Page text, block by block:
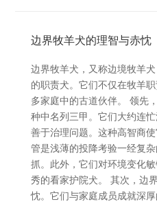
边界牧羊犬的理智与赤忱
边界牧羊犬，又称边境牧羊
的职责犬。它们不仅在牧羊
多家庭中的古道伙伴。 领先
种中名列三甲。它们大约连
善于治理问题。这种高智商
管是浅薄的投降考验一经复
抓。此外，它们对环境变化
秀的看家护院犬。 其次，边
忱。它们与家庭成员成就深